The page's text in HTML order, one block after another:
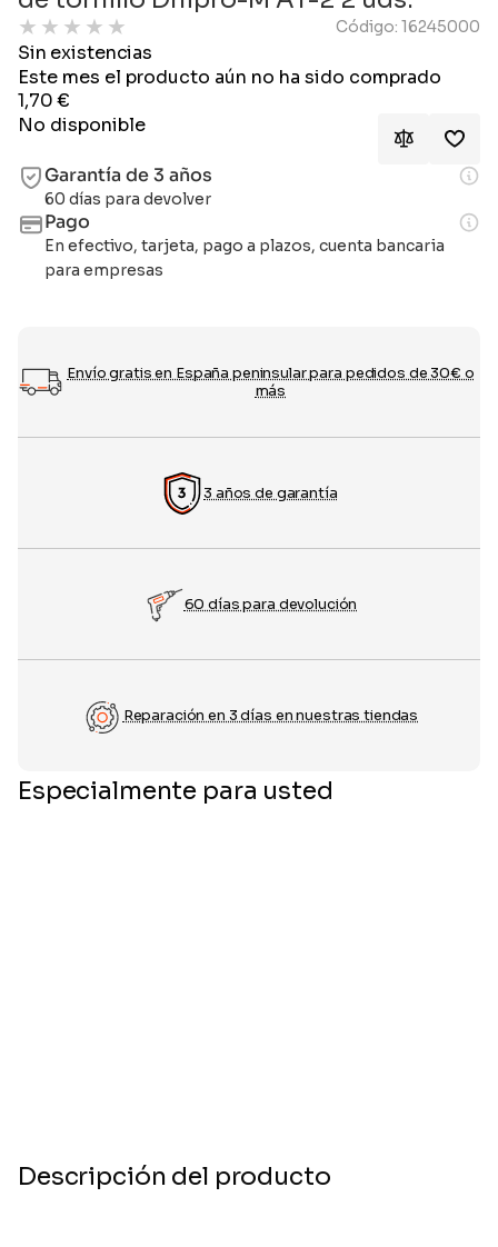
★ ★ ★ ★ ★ Código: 16245000
Sin existencias
Este mes el producto aún no ha sido comprado
1,70€
No disponible
Garantía de 3 años
60 días para devolver
Pago
En efectivo, tarjeta, pago a plazos, cuenta bancaria
para empresas
Envío gratis en España peninsular para pedidos de 30€ o
más
3 años de garantía
60 días para devolución
Reparación en 3 días en nuestras tiendas
Especialmente para usted
Descripción del producto